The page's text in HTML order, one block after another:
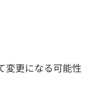
変更になる可能性